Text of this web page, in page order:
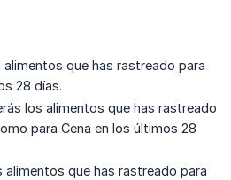
alimentos que has rastreado para
28 días.
los alimentos que has rastreado
para Cena en los últimos 28
alimentos que has rastreado para